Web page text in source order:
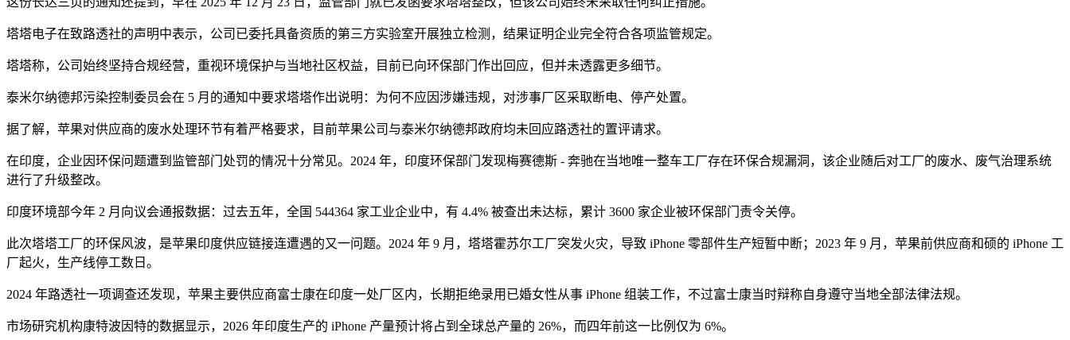
塔塔电子在致路透社的声明中表示，公司已委托具备资质的第三方实验室开展独立检测，结果证明企业完全符合各项监管规定。
塔塔称，公司始终坚持合规经营，重视环境保护与当地社区权益，目前已向环保部门作出回应，但并未透露更多细节。
泰米尔纳德邦污染控制委员会在 5 月的通知中要求塔塔作出说明：为何不应因涉嫌违规，对涉事厂区采取断电、停产处置。
据了解，苹果对供应商的废水处理环节有着严格要求，目前苹果公司与泰米尔纳德邦政府均未回应路透社的置评请求。
在印度，企业因环保问题遭到监管部门处罚的情况十分常见。2024 年，印度环保部门发现梅赛德斯 - 奔驰在当地唯一整车工厂存在环保合规漏洞，该企业随后对工厂的废水、废气治理系统
进行了升级整改。
印度环境部今年 2 月向议会通报数据：过去五年，全国 544364 家工业企业中，有 4.4% 被查出未达标，累计 3600 家企业被环保部门责令关停。
此次塔塔工厂的环保风波，是苹果印度供应链接连遭遇的又一问题。2024 年 9 月，塔塔霍苏尔工厂突发火灾，导致 iPhone 零部件生产短暂中断；2023 年 9 月，苹果前供应商和硕的 iPhone 工
厂起火，生产线停工数日。
2024 年路透社一项调查还发现，苹果主要供应商富士康在印度一处厂区内，长期拒绝录用已婚女性从事 iPhone 组装工作，不过富士康当时辩称自身遵守当地全部法律法规。
市场研究机构康特波因特的数据显示，2026 年印度生产的 iPhone 产量预计将占到全球总产量的 26%，而四年前这一比例仅为 6%。